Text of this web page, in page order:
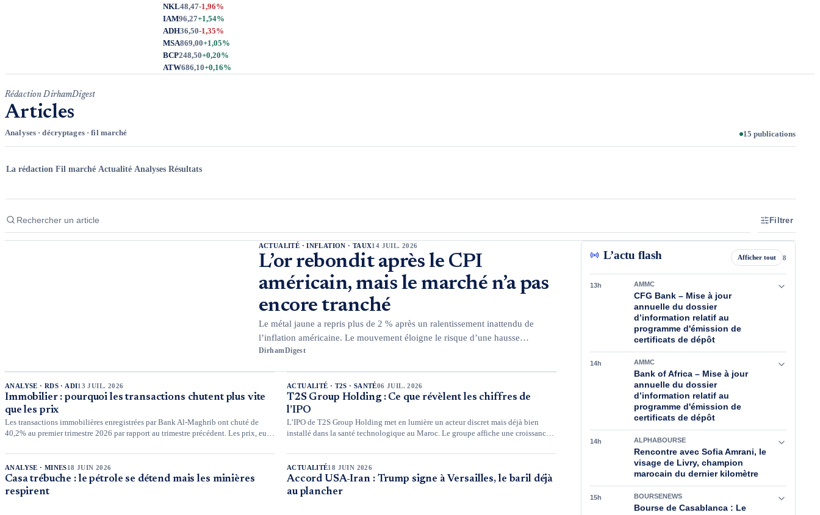
Rédaction DirhamDigest
Articles
Analyses · décryptages · fil marché 15 publications
La rédaction Fil marché Actualité Analyses Résultats
Filtrer
ACTUALITÉ · INFLATION · TAUX14 JUIL. 2026
L’or rebondit après le CPI
américain, mais le marché n’a pas
encore tranché
Le métal jaune a repris plus de 2 % après un ralentissement inattendu de
l’inflation américaine. Le mouvement éloigne le risque d’une hausse
immédiate des taux de la Réserve fédérale, sans toutefois suffire à effacer les
DirhamDigest
ANALYSE · RDS · ADI13 JUIL. 2026
Immobilier : pourquoi les transactions chutent plus vite
que les prix
Les transactions immobilières enregistrées par Bank Al-Maghrib ont chuté de
40,2% au premier trimestre 2026 par rapport au trimestre précédent. Les prix, eux,
les deux séries constitue le fait marquant du trimestre : le marché de la revente
perd en liquidité sans perdre en valeur, du moins pour l'instant.
ACTUALITÉ · T2S · SANTÉ06 JUIL. 2026
T2S Group Holding : Ce que révèlent les chiffres de
l’IPO
L’IPO de T2S Group Holding met en lumière un acteur discret mais déjà bien
installé dans la santé technologique au Maroc. Le groupe affiche une croissance
le dossier se jouera surtout sur trois points : le BFR, le recouvrement client et
l’exécution du plan 2026-2030.
ANALYSE · MINES18 JUIN 2026
Casa trébuche : le pétrole se détend mais les minières
respirent
ACTUALITÉ18 JUIN 2026
Accord USA-Iran : Trump signe à Versailles, le baril déjà
au plancher
L’actu flash Afficher tout 8
13h AMMC
CFG Bank – Mise à jour
annuelle du dossier
d’information relatif au
programme d'émission de
certificats de dépôt
14h AMMC
Bank of Africa – Mise à jour
annuelle du dossier
d’information relatif au
programme d'émission de
certificats de dépôt
14h ALPHABOURSE
Rencontre avec Sofia Amrani, le
visage de Livry, champion
marocain du dernier kilomètre
15h BOURSENEWS
Bourse de Casablanca : Le